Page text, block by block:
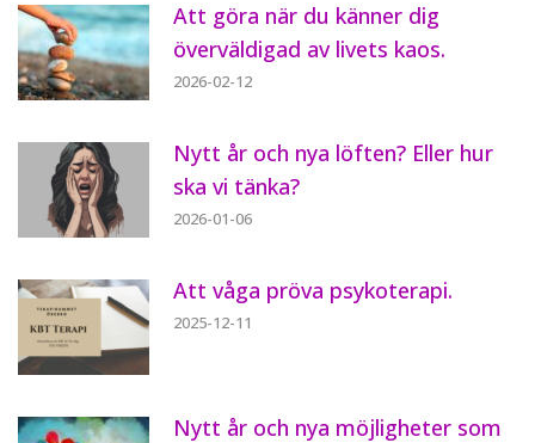
Att göra när du känner dig
överväldigad av livets kaos.
2026-02-12
Nytt år och nya löften? Eller hur
ska vi tänka?
2026-01-06
Att våga pröva psykoterapi.
2025-12-11
Nytt år och nya möjligheter som